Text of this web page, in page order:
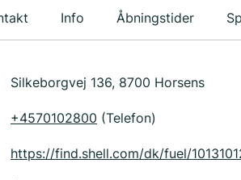
Info Åbningstider
Silkeborgvej 136, 8700 Horsens
+4570102800 (Telefon)
https://find.shell.com/dk/fuel/